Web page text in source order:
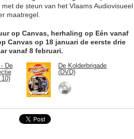
de steun van het Vlaams Audiovisueel
maatregel.
op Canvas, herhaling op Eén vanaf
Canvas op 18 januari de eerste drie
vanaf 8 februari.
- De
De Kolderbrigade
(DVD)